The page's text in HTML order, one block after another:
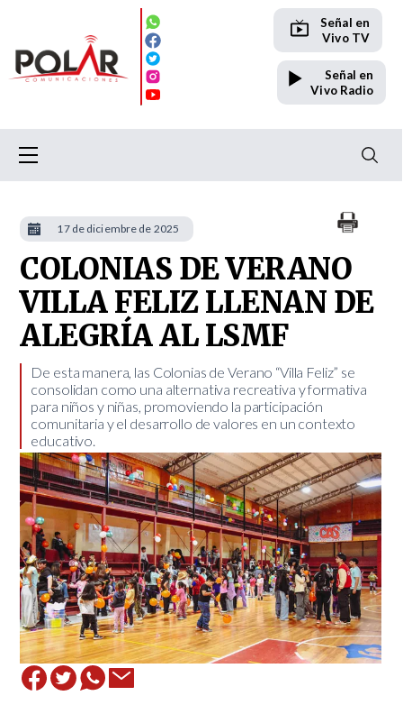
Señal en
Vivo TV
Señal en
Vivo Radio
COLONIAS DE VERANO
VILLA FELIZ LLENAN DE
ALEGRÍA AL LSMF
​De esta manera, las Colonias de Verano “Villa Feliz” se
consolidan como una alternativa recreativa y formativa
para niños y niñas, promoviendo la participación
comunitaria y el desarrollo de valores en un contexto
educativo.
17 de diciembre de 2025